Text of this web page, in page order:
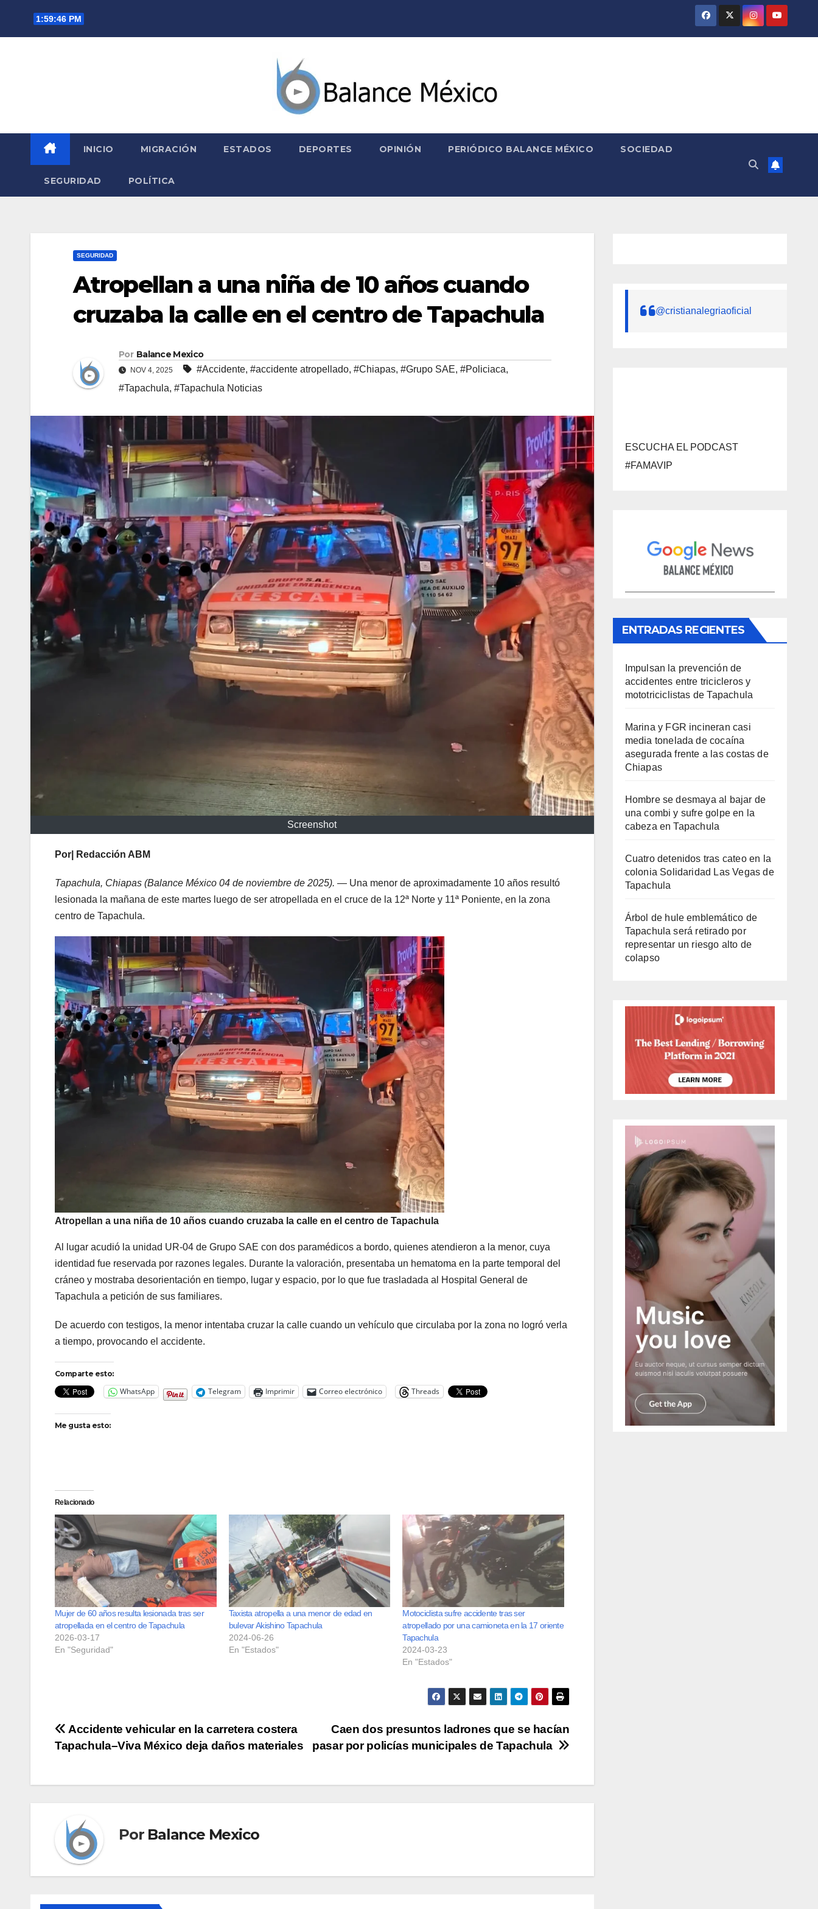
1:59:47 PM
INICIO MIGRACIÓN ESTADOS DEPORTES OPINIÓN PERIÓDICO BALANCE MÉXICO SOCIEDAD
SEGURIDAD POLÍTICA
SEGURIDAD
Atropellan a una niña de 10 años cuando
cruzaba la calle en el centro de Tapachula
Por Balance Mexico
NOV 4, 2025 #Accidente, #accidente atropellado, #Chiapas, #Grupo SAE, #Policiaca,
#Tapachula, #Tapachula Noticias
Screenshot
Por| Redacción ABM
Tapachula, Chiapas (Balance México 04 de noviembre de 2025). — Una menor de aproximadamente 10 años resultó
lesionada la mañana de este martes luego de ser atropellada en el cruce de la 12ª Norte y 11ª Poniente, en la zona
centro de Tapachula.
Atropellan a una niña de 10 años cuando cruzaba la calle en el centro de Tapachula
Al lugar acudió la unidad UR-04 de Grupo SAE con dos paramédicos a bordo, quienes atendieron a la menor, cuya
identidad fue reservada por razones legales. Durante la valoración, presentaba un hematoma en la parte temporal del
cráneo y mostraba desorientación en tiempo, lugar y espacio, por lo que fue trasladada al Hospital General de
Tapachula a petición de sus familiares.
De acuerdo con testigos, la menor intentaba cruzar la calle cuando un vehículo que circulaba por la zona no logró verla
a tiempo, provocando el accidente.
Comparte esto:
WhatsApp Telegram Imprimir Correo electrónico Threads
Me gusta esto:
Relacionado
Mujer de 60 años resulta lesionada tras ser
atropellada en el centro de Tapachula
2026-03-17
En "Seguridad"
Taxista atropella a una menor de edad en
bulevar Akishino Tapachula
2024-06-26
En "Estados"
Motociclista sufre accidente tras ser
atropellado por una camioneta en la 17 oriente
Tapachula
2024-03-23
En "Estados"
Navegación
de
entradas
Caen dos presuntos ladrones que se hacían
pasar por policías municipales de Tapachula
Accidente vehicular en la carretera costera
Tapachula–Viva México deja daños materiales
Por Balance Mexico
@cristianalegriaoficial
ESCUCHA EL PODCAST
#FAMAVIP
ENTRADAS RECIENTES
Impulsan la prevención de
accidentes entre tricicleros y
mototriciclistas de Tapachula
Marina y FGR incineran casi
media tonelada de cocaína
asegurada frente a las costas de
Chiapas
Hombre se desmaya al bajar de
una combi y sufre golpe en la
cabeza en Tapachula
Cuatro detenidos tras cateo en la
colonia Solidaridad Las Vegas de
Tapachula
Árbol de hule emblemático de
Tapachula será retirado por
representar un riesgo alto de
colapso